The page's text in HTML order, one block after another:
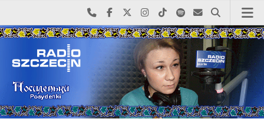
Najlepiej po prostu do nas zadzwoń
Odwiedź nas na Facebook-u
Odwiedź nas na X
Odwiedź nas na Instagram-ie
Odwiedź nas na TikTok-u
Szukaj nas na Spotify
Wyślij do nas
Szukaj